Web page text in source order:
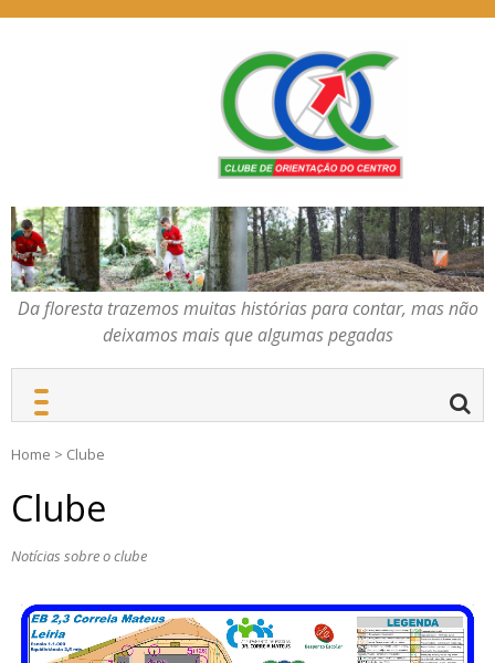
COC – CLUBE DE
ORIENTAÇÃO DO
CENTRO
Da floresta trazemos
muitas histórias para
contar, mas não deixamos
mais que algumas
pegadas
Da floresta trazemos muitas histórias para contar, mas não
deixamos mais que algumas pegadas
Home > Clube
Clube
Notícias sobre o clube